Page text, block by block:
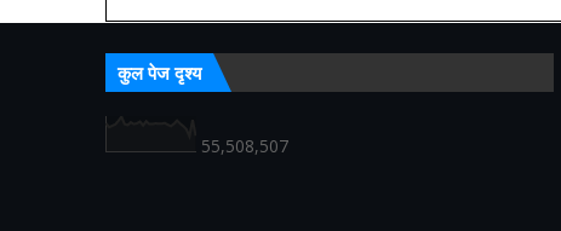
कुल पेज दृश्य
55,508,507